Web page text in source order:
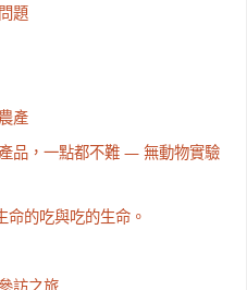
題
產
品，一點都不難 — 無動物實驗
的吃與吃的生命。
訪之旅